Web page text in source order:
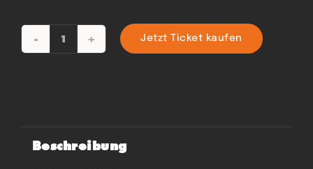
Jetzt Ticket kaufen
Beschreibung